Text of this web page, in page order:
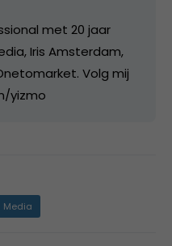
met 20 jaar
Iris Amsterdam,
Volg mij
yizmo
Media